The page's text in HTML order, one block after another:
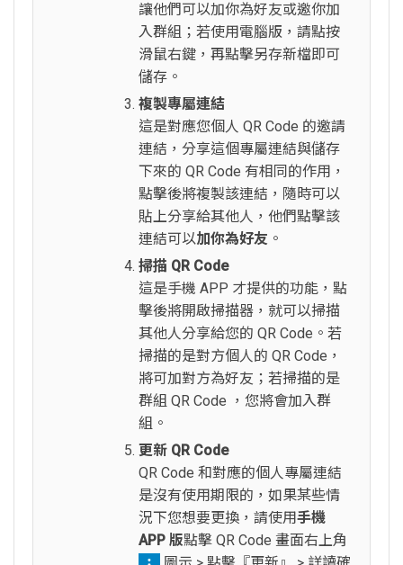
讓他們可以加你為好友或邀你加
入群組；若使用電腦版，請點按
滑鼠右鍵，再點擊另存新檔即可
儲存。
複製專屬連結
這是對應您個人 QR Code 的邀請
連結，分享這個專屬連結與儲存
下來的 QR Code 有相同的作用，
點擊後將複製該連結，隨時可以
貼上分享給其他人，他們點擊該
連結可以加你為好友 。
掃描 QR Code
這是手機 APP 才提供的功能，點
擊後將開啟掃描器，就可以掃描
其他人分享給您的 QR Code。若
掃描的是對方個人的 QR Code，
將可加對方為好友；若掃描的是
群組 QR Code ，您將會加入群
組。
更新 QR Code
QR Code 和對應的個人專屬連結
是沒有使用期限的，如果某些情
況下您想要更換，請使用手機
APP 版點擊 QR Code 畫面右上角